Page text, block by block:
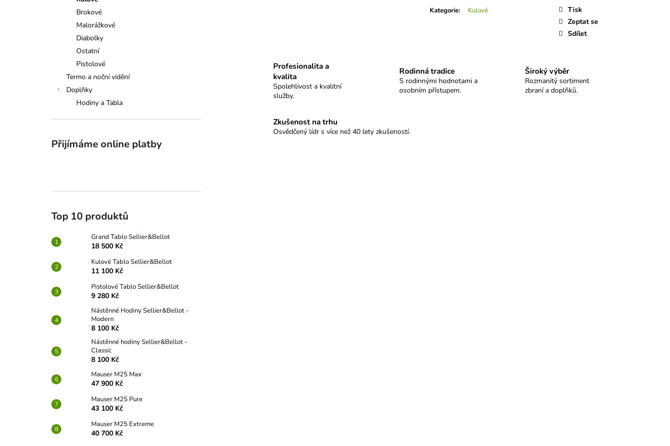
Brokové
Malorážkové
Diabolky
Ostatní
Pistolové
Termo a noční vidění
Doplňky
Hodiny a Tabla
Přijímáme online platby
Top 10 produktů
Grand Tablo Sellier&Bellot
18 500 Kč
Kulové Tablo Sellier&Bellot
11 100 Kč
Pistolové Tablo Sellier&Bellot
9 280 Kč
Nástěnné Hodiny Sellier&Bellot -
Modern
8 100 Kč
Nástěnné hodiny Sellier&Bellot -
Classic
8 100 Kč
Mauser M25 Max
47 900 Kč
Mauser M25 Pure
43 100 Kč
Mauser M25 Extreme
40 700 Kč
Kategorie: Kulové
Tisk
Zeptat se
Sdílet
Profesionalita a
kvalita
Spolehlivost a kvalitní
služby.
Rodinná tradice
S rodinnými hodnotami a
osobním přístupem.
Široký výběr
Rozmanitý sortiment
zbraní a doplňků.
Zkušenost na trhu
Osvědčený lídr s více než 40 lety zkušeností.
18 500 Kč